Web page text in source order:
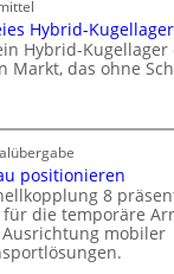
Hybrid-Kugellager
Hybrid-Kugellager
Markt, das ohne
positionieren
8
für die temporäre
mobiler